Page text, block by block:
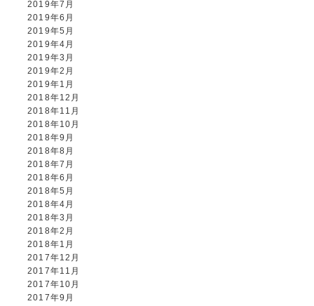
2019年7月
2019年6月
2019年5月
2019年4月
2019年3月
2019年2月
2019年1月
2018年12月
2018年11月
2018年10月
2018年9月
2018年8月
2018年7月
2018年6月
2018年5月
2018年4月
2018年3月
2018年2月
2018年1月
2017年12月
2017年11月
2017年10月
2017年9月